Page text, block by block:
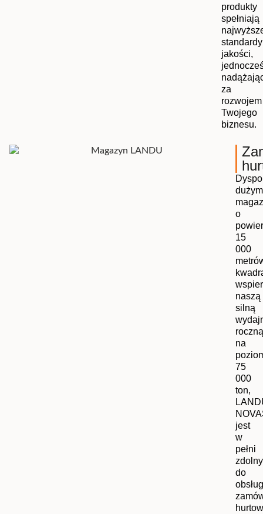
produkty
spełniają
standardy
jakości,
za
rozwojem
Twojego
biznesu.
o
15
000
naszą
silną
roczną
na
75
000
ton,
jest
w
pełni
zdolny
do